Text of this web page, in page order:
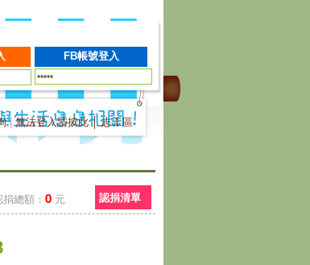
|無法登入請按此│志工區
總額： 0 元 認捐清單